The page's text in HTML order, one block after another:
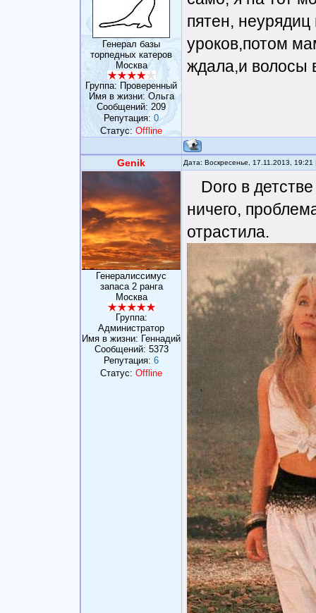
Генерал базы
торпедных катеров
Москва
Группа: Проверенный
Имя в жизни: Ольга
Сообщений: 209
Репутация: 0
Статус:Offline
пятен,
уроков,потом
ждала,и волосы
Genik Дата: Воскресенье, 17.11.2013,
Генералиссимус
запаса 2 ранга
Москва
Группа:
Администратор
Имя в жизни: Геннадий
Сообщений: 5373
Репутация: 6
Статус: Offline
Doro в
ничего,
отрастила.